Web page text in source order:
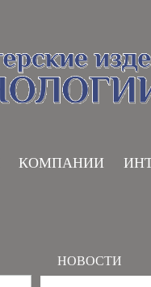
КОМПАНИИ
НОВОСТИ